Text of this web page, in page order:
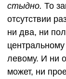
стыдно. То
отсутствии
ни два, ни
левому. И ни
может, ни